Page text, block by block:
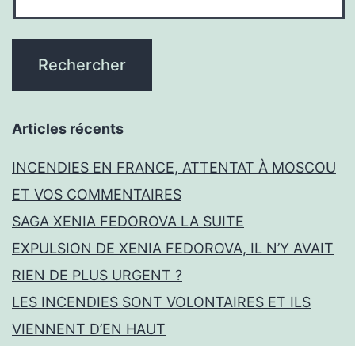
Articles récents
INCENDIES EN FRANCE, ATTENTAT À MOSCOU
ET VOS COMMENTAIRES
SAGA XENIA FEDOROVA LA SUITE
EXPULSION DE XENIA FEDOROVA, IL N’Y AVAIT
RIEN DE PLUS URGENT ?
LES INCENDIES SONT VOLONTAIRES ET ILS
VIENNENT D’EN HAUT